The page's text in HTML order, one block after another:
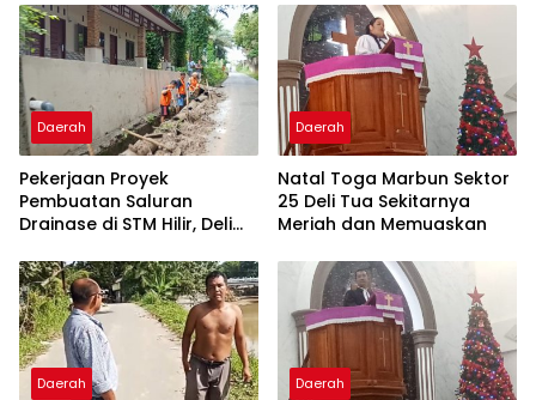
Persen
Daerah
Pekerjaan Proyek
Pembuatan Saluran
Drainase di STM Hilir, Deli
Dipertanyakan
Daerah
Natal Toga Marbun Sektor
25 Deli Tua Sekitarnya
Meriah dan Memuaskan
Daerah Daerah